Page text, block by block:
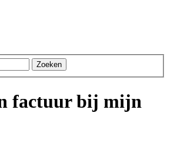
Zoeken
factuur bij mijn